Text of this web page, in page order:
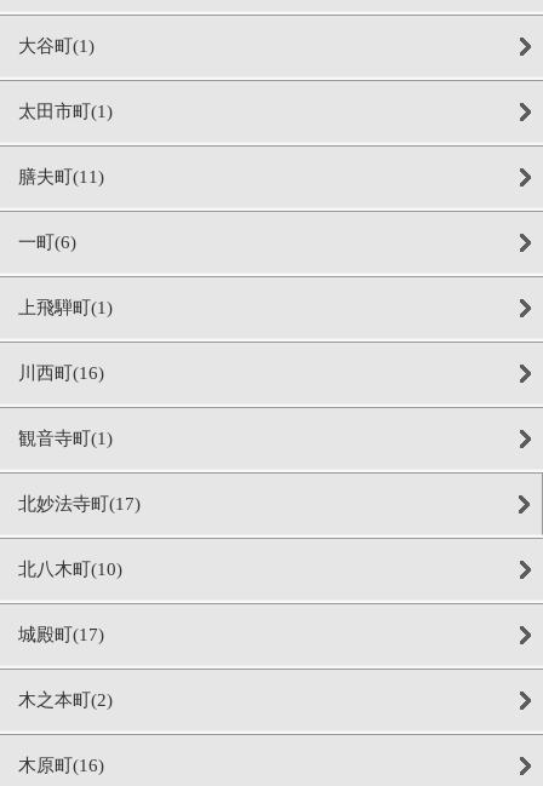
大谷町(1)
太田市町(1)
膳夫町(11)
一町(6)
上飛騨町(1)
川西町(16)
観音寺町(1)
北妙法寺町(17)
北八木町(10)
城殿町(17)
木之本町(2)
木原町(16)